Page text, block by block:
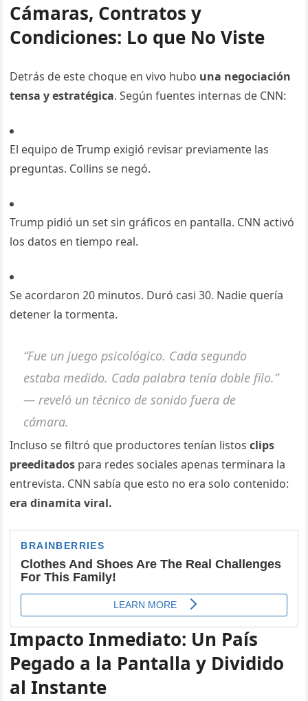
Cámaras, Contratos y
Condiciones: Lo que No Viste
Detrás de este choque en vivo hubo una negociación
tensa y estratégica. Según fuentes internas de CNN:
El equipo de Trump exigió revisar previamente las
preguntas. Collins se negó.
Trump pidió un set sin gráficos en pantalla. CNN activó
los datos en tiempo real.
Se acordaron 20 minutos. Duró casi 30. Nadie quería
detener la tormenta.
“Fue un juego psicológico. Cada segundo
estaba medido. Cada palabra tenía doble filo.”
— reveló un técnico de sonido fuera de
cámara.
Incluso se filtró que productores tenían listosclips
preeditados para redes sociales apenas terminara la
entrevista. CNN sabía que esto no era solo contenido:
era dinamita viral.
Impacto Inmediato: Un País
Pegado a la Pantalla y Dividido
al Instante